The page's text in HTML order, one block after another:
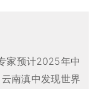
家预计2025年中
南滇中发现世界